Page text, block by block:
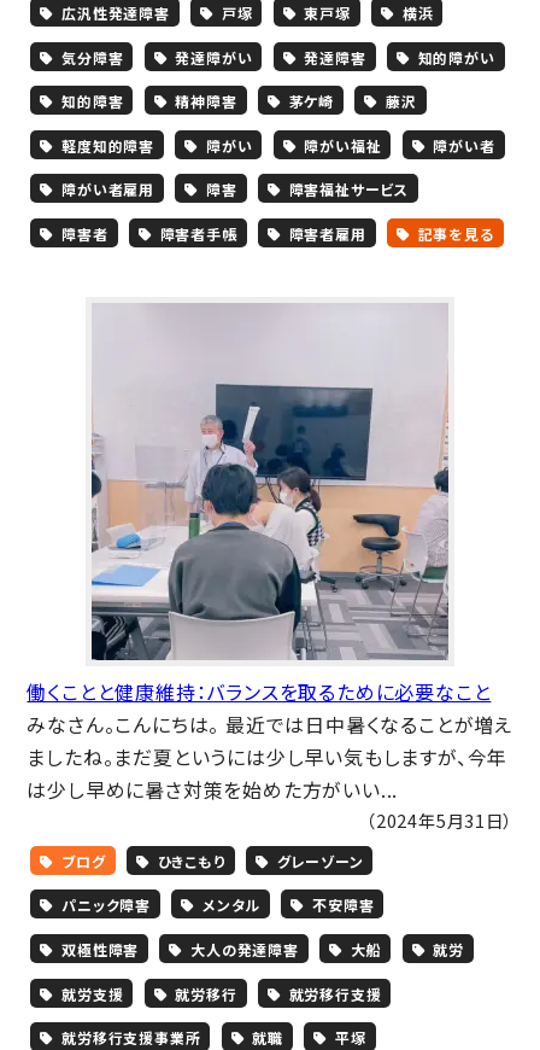
広汎性発達障害 戸塚 東戸塚 横浜
気分障害 発達障がい 発達障害 知的障がい
知的障害 精神障害 茅ケ崎 藤沢
軽度知的障害 障がい 障がい福祉 障がい者
障がい者雇用 障害 障害福祉サービス
障害者 障害者手帳 障害者雇用 記事を見る
働くことと健康維持：バランスを取るために必要なこと
みなさん。こんにちは。 最近では日中暑くなることが増え
ましたね。まだ夏というには少し早い気もしますが、今年
は少し早めに暑さ対策を始めた方がいい...
（2024年5月31日）
ブログ ひきこもり グレーゾーン
パニック障害 メンタル 不安障害
双極性障害 大人の発達障害 大船 就労
就労支援 就労移行 就労移行支援
就労移行支援事業所 就職 平塚